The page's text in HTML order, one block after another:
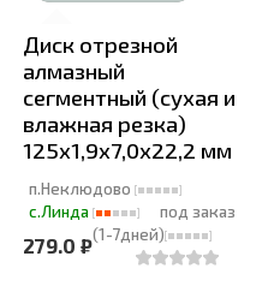
Диск отрезной
алмазный
сегментный (сухая и
влажная резка)
125х1,9х7,0х22,2 мм
п.Неклюдово
с.Линда
под заказ
(1-7дней)
279.0 ₽